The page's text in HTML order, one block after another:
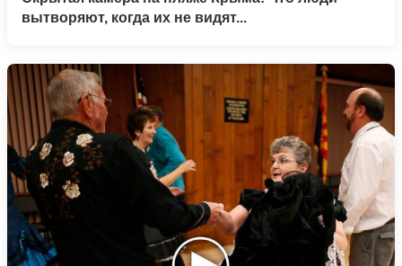
вытворяют, когда их не видят...